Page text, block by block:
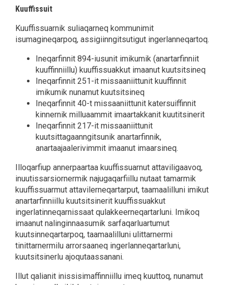
Kuuffissuit
Kuuffissuarnik suliaqarneq kommunimit
isumagineqarpoq, assigiinngitsutigut ingerlanneqartoq.
Ineqarfinnit 894-iusunit imikumik (anartarfinniit
kuuffinniillu) kuuffissuakkut imaanut kuutsitsineq
Ineqarfinnit 251-it missaaniittunit kuuffinnit
imikumik nunamut kuutsitsineq
Ineqarfinnit 40-t missaaniittunit katersuiffinnit
kinnernik milluaammit imaartakkanit kuutitsinerit
Ineqarfinnit 217-it missaaniittunit
kuutsittagaanngitsunik anartarfinnik,
anartaajaalerivimmit imaanut imaarsineq.
Illoqarfiup annerpaartaa kuuffissuarnut attaviligaavoq,
inuutissarsiornermik najugaqarfiillu nutaat tamarmik
kuuffissuarmut attavilerneqartarput, taamaalilluni imikut
anartarfinniillu kuutsitsinerit kuuffissuakkut
ingerlatinneqarnissaat qulakkeerneqartarluni. Imikoq
imaanut nalinginnaasumik sarfaqarluartumut
kuutsinneqartarpoq, taamaalilluni ulittarnermi
tinittarnermilu arrorsaaneq ingerlanneqartarluni,
kuutsitsinerlu ajoqutaassanani.
Illut qalianit inissisimaffinniillu imeq kuuttoq, nunamut